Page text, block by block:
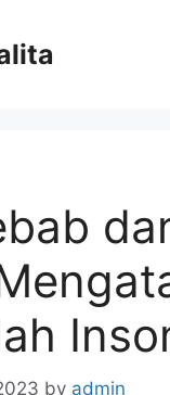
by admin